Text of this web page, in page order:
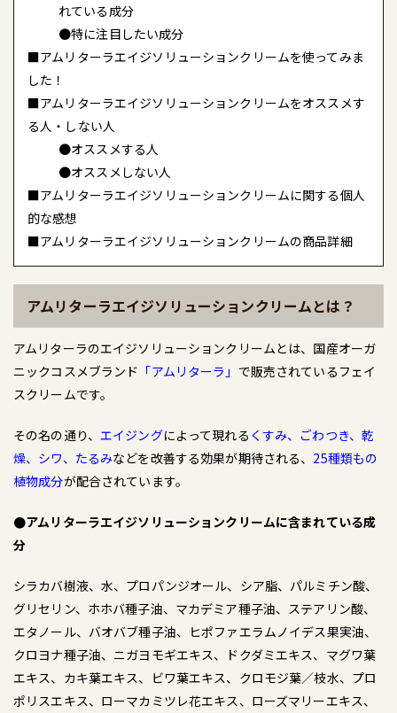
れている成分
●特に注目したい成分
■アムリターラエイジソリューションクリームを使ってみま
した！
■アムリターラエイジソリューションクリームをオススメす
る人・しない人
●オススメする人
●オススメしない人
■アムリターラエイジソリューションクリームに関する個人
的な感想
■アムリターラエイジソリューションクリームの商品詳細
アムリターラエイジソリューションクリームとは？
アムリターラのエイジソリューションクリームとは、国産オーガ
ニックコスメブランド 「アムリターラ」 で販売されているフェイ
スクリームです。
その名の通り、 エイジングによって現れる くすみ、ごわつき、乾
燥、シワ、たるみなどを改善する効果が期待される、 25種類もの
植物成分が配合されています。
●アムリターラエイジソリューションクリームに含まれている成
分
シラカバ樹液、水、プロパンジオール、シア脂、パルミチン酸、
グリセリン、ホホバ種子油、マカデミア種子油、ステアリン酸、
エタノール、バオバブ種子油、ヒポファエラムノイデス果実油、
クロヨナ種子油、ニガヨモギエキス、ドクダミエキス、マグワ葉
エキス、カキ葉エキス、ビワ葉エキス、クロモジ葉／枝水、プロ
ポリスエキス、ローマカミツレ花エキス、ローズマリーエキス、